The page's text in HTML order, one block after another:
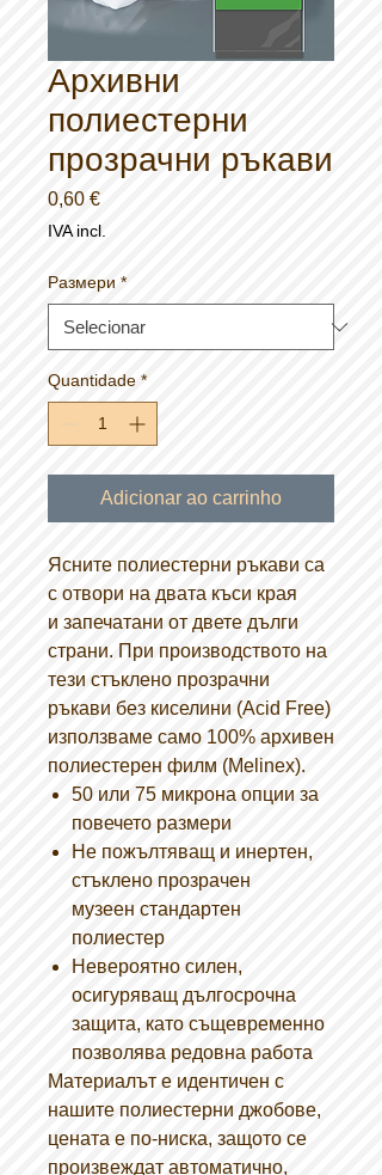
Архивни
полиестерни
прозрачни ръкави
0,60 €Preço
IVA incl.
Размери *
Quantidade *
Adicionar ao carrinho
Ясните полиестерни ръкави са
с отвори на двата къси края
и запечатани от двете дълги
страни. При производството на
тези стъклено прозрачни
ръкави без киселини (Acid Free)
използваме само 100% архивен
полиестерен филм (Melinex).
50 или 75 микрона опции за
повечето размери
Не пожълтяващ и инертен,
стъклено прозрачен
музеен стандартен
полиестер
Невероятно силен,
осигуряващ дългосрочна
защита, като същевременно
позволява редовна работа
Материалът е идентичен с
нашите полиестерни джобове,
цената е по-ниска, защото се
произвеждат автоматично,